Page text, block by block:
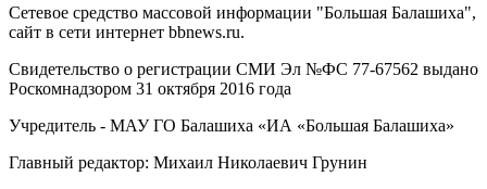
Сетевое средство массовой информации "Большая Балашиха",
сайт в сети интернет bbnews.ru.
Свидетельство о регистрации СМИ Эл №ФС ‎77-67562 выдано
Роскомнадзором 31 октября 2016 года
Учредитель - МАУ ГО Балашиха «ИА «Большая Балашиха»
Главный редактор: Михаил Николаевич Грунин